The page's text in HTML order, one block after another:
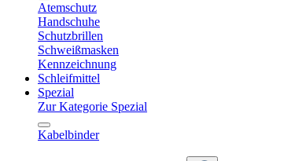
Atemschutz
Handschuhe
Schutzbrillen
Schweißmasken
Kennzeichnung
Schleifmittel
Spezial
Zur Kategorie Spezial
Kabelbinder